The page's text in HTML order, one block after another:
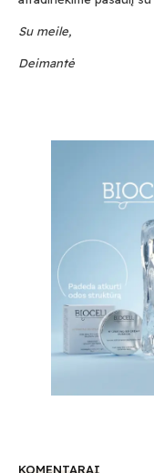
Su meile,
Deimantė
KOMENTARAI